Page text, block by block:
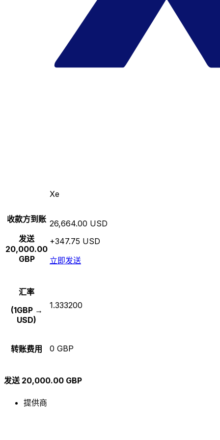
Xe
收款方到账
发送
20,000.00
GBP
26,664.00 USD
+347.75 USD
立即发送
汇率
(1GBP →
USD)
1.333200
转账费用 0 GBP
发送 20,000.00 GBP
提供商